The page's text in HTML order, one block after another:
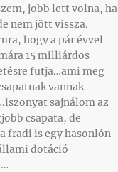
jobb lett volna, ha
nem jött vissza.
hogy a pár évvel
15 milliárdos
futja…ami meg
vannak
sajnálom az
csapata, de
fradi is egy hasonlón
dotáció